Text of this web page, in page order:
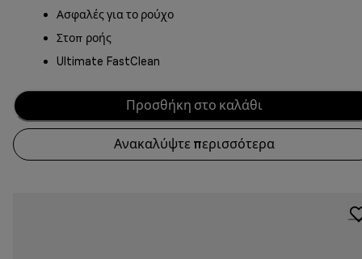
Ασφαλές για το ρούχο
Στοπ ροής
Ultimate FastClean
Προσθήκη στο καλάθι
Ανακαλύψτε περισσότερα